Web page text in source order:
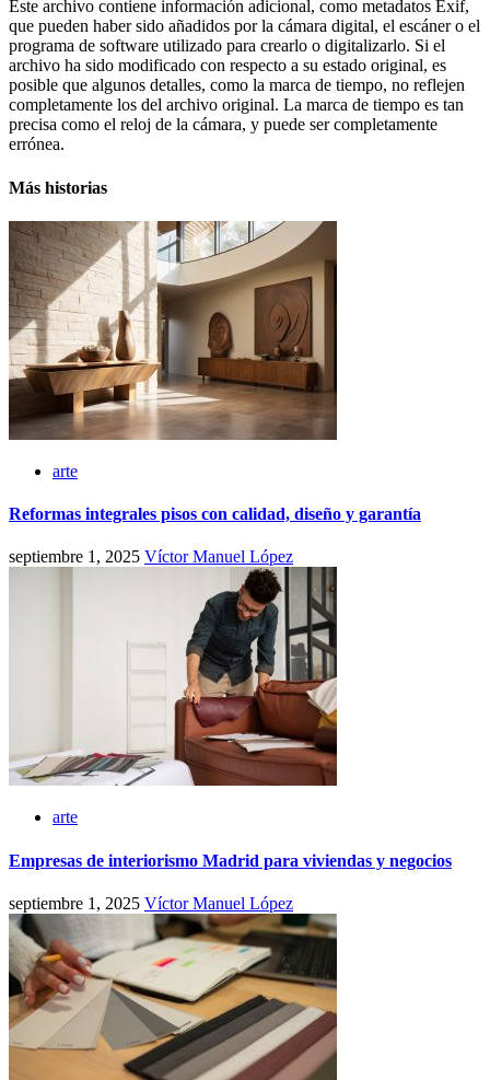
Este archivo contiene información adicional, como metadatos Exif,
que pueden haber sido añadidos por la cámara digital, el escáner o el
programa de software utilizado para crearlo o digitalizarlo. Si el
archivo ha sido modificado con respecto a su estado original, es
posible que algunos detalles, como la marca de tiempo, no reflejen
completamente los del archivo original. La marca de tiempo es tan
precisa como el reloj de la cámara, y puede ser completamente
errónea.
Más historias
arte
Reformas integrales pisos con calidad, diseño y garantía
septiembre 1, 2025 Víctor Manuel López
arte
Empresas de interiorismo Madrid para viviendas y negocios
septiembre 1, 2025 Víctor Manuel López